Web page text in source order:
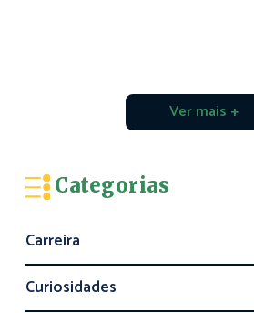
Ver mais +
Categorias
Carreira
Curiosidades